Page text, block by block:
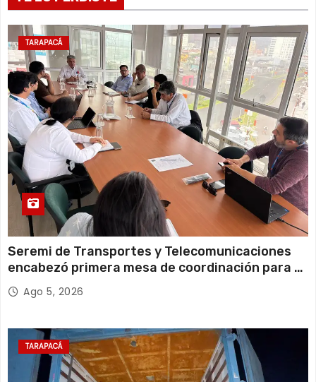
Lunes
11 de agosto
Martes 21°C 18°C
12 de agosto
Miércoles 22°C 19°C
TARAPACÁ
Seremi de Transportes y Telecomunicaciones
encabezó primera mesa de coordinación para el
retiro de cables en desuso en Iquique
Ago 5, 2026
TARAPACÁ